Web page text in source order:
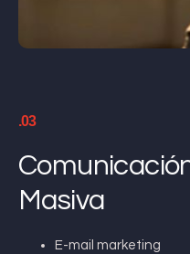
.03
Masiva
E-mail marketing